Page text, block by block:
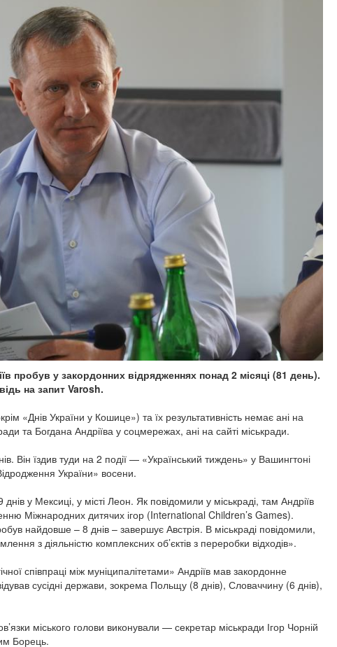
пробув у закордонних відрядженнях понад 2 місяці (81 день).
на запит Varosh.
«Днів України у Кошице») та їх результативність немає ані на
та Богдана Андріїва у соцмережах, ані на сайті міськради.
Він їздив туди на 2 події — «Український тиждень» у Вашингтоні
України» восени.
у Мексиці, у місті Леон. Як повідомили у міськраді, там Андріїв
Міжнародних дитячих ігор (International Children’s Games).
найдовше – 8 днів – завершує Австрія. В міськраді повідомили,
з діяльністю комплексних об’єктів з переробки відходів».
співпраці між муніципалітетами» Андріїв мав закордонне
сусідні держави, зокрема Польщу (8 днів), Словаччину (6 днів),
міського голови виконували — секретар міськради Ігор Чорній
Борець.